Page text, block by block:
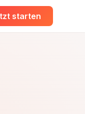
starten